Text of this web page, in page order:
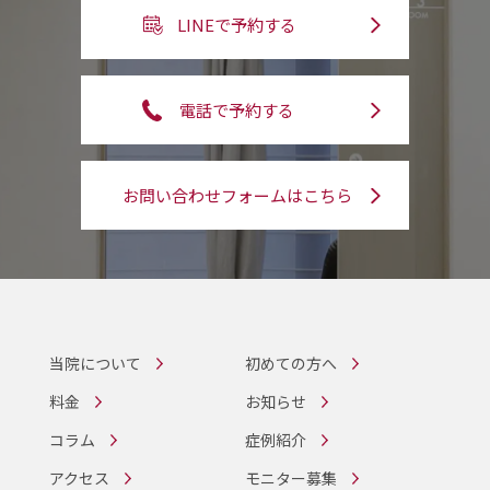
LINEで予約する
電話で予約する
お問い合わせフォームはこちら
当院について
初めての方へ
料金
お知らせ
コラム
症例紹介
アクセス
モニター募集